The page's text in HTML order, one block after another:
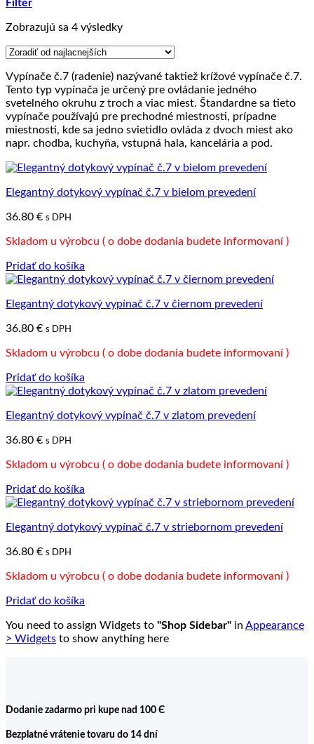
Filter
Zobrazujú sa 4 výsledkyZoradené
najnižšej
po
najvyššiu
Vypínače č.7 (radenie) nazývané taktiež krížové vypínače č.7.
Tento typ vypínača je určený pre ovládanie jedného
svetelného okruhu z troch a viac miest. Štandardne sa tieto
vypínače používajú pre prechodné miestnosti, prípadne
miestnosti, kde sa jedno svietidlo ovláda z dvoch miest ako
napr. chodba, kuchyňa, vstupná hala, kancelária a pod.
Elegantný dotykový vypínač č.7 v bielom prevedení
36.80 € s DPH
Skladom u výrobcu ( o dobe dodania budete informovaní )
Pridať do košíka
Elegantný dotykový vypínač č.7 v čiernom prevedení
36.80 € s DPH
Skladom u výrobcu ( o dobe dodania budete informovaní )
Pridať do košíka
Elegantný dotykový vypínač č.7 v zlatom prevedení
36.80 € s DPH
Skladom u výrobcu ( o dobe dodania budete informovaní )
Pridať do košíka
Elegantný dotykový vypínač č.7 v striebornom prevedení
36.80 € s DPH
Skladom u výrobcu ( o dobe dodania budete informovaní )
Pridať do košíka
You need to assign Widgets to "Shop Sidebar" in Appearance
> Widgets to show anything here
Dodanie zadarmo pri kupe nad 100 Є
Bezplatné vrátenie tovaru do 14 dní